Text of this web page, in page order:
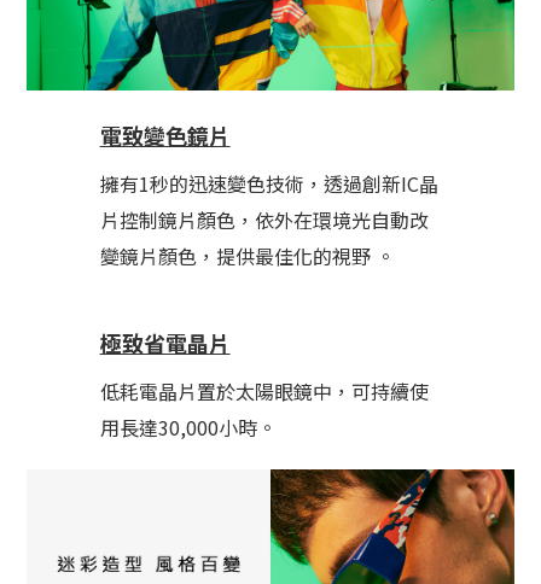
電致變色鏡片
擁有1秒的迅速變色技術，透過創新IC晶
片控制鏡片顏色，依外在環境光自動改
變鏡片顏色，提供最佳化的視野 。
極致省電晶片
低耗電晶片置於太陽眼鏡中，可持續使
用長達30,000小時。